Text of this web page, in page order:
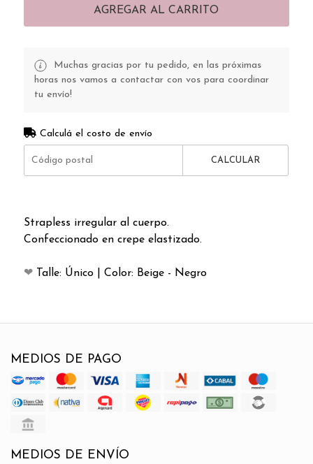
AGREGAR AL CARRITO
Muchas gracias por tu pedido, en las próximas
horas nos vamos a contactar con vos para coordinar
tu envío!
Calculá el costo de envío
CALCULAR
Strapless irregular al cuerpo.
Confeccionado en crepe elastizado.
❤Talle: Único | Color: Beige - Negro
MEDIOS DE PAGO
MEDIOS DE ENVÍO